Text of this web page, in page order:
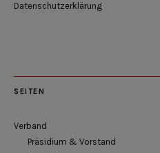
Datenschutzerklärung
SEITEN
Verband
Präsidium & Vorstand